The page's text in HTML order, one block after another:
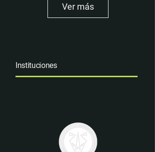
Ver más
Instituciones